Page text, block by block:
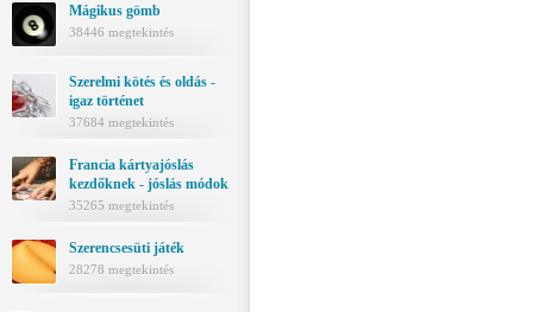
Mágikus gömb
38446 megtekintés
Szerelmi kötés és oldás -
igaz történet
37684 megtekintés
Francia kártyajóslás
kezdőknek - jóslás módok
35265 megtekintés
Szerencsesüti játék
28278 megtekintés